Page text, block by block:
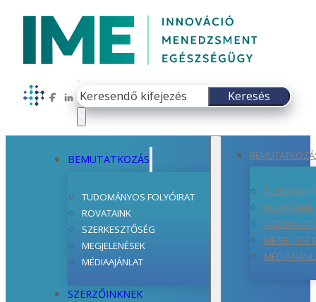
Follow us on Facebook
Follow us on LinkedIn
Keresés
Keresés
BEMUTATKOZÁS
TUDOMÁNYOS FOLYÓIRAT
ROVATAINK
SZERKESZTŐSÉG
MEGJELENÉSEK
MÉDIAAJÁNLAT
SZERZŐINKNEK
ROVATAINK